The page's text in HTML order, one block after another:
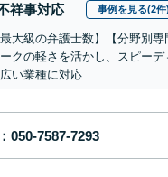
祥事対応 事例を見る(2件)
最大級の弁護士数】【分野別
クの軽さを活かし、スピー
い業種に対応